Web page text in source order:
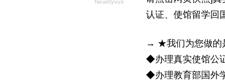
Neaktyvus
认证、使馆留学回
→ ★我们为您做的
◆办理真实使馆公
◆办理教育部国外